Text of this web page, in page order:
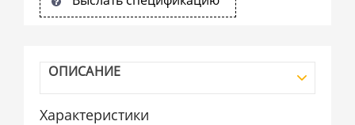
ОПИСАНИЕ
Характеристики